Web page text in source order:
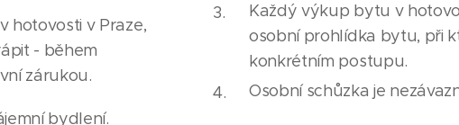
hotovosti v Praze,
- během
zárukou.
bydlení.
Každý výkup bytu v
osobní prohlídka bytu, při
konkrétním postupu.
Osobní schůzka je